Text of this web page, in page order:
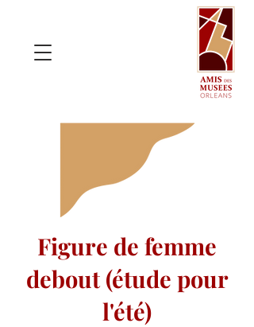
Figure de femme
debout (étude pour
l'été)